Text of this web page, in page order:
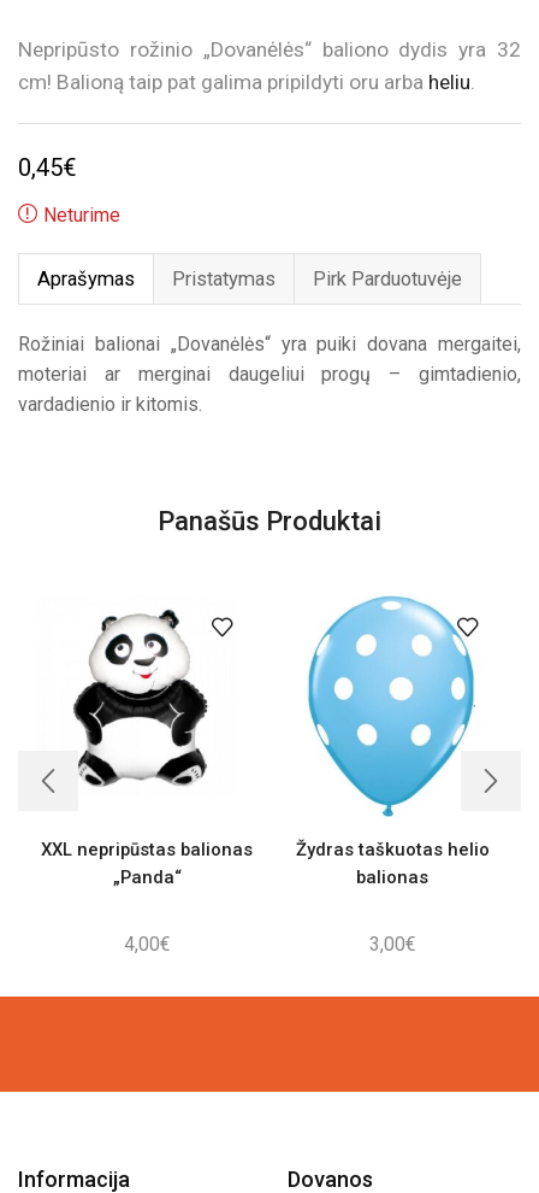
Nepripūsto rožinio „Dovanėlės“ baliono dydis yra 32
cm! Balioną taip pat galima pripildyti oru arba heliu.
0,45€
Neturime
Aprašymas Pristatymas Pirk Parduotuvėje
Rožiniai balionai „Dovanėlės“ yra puiki dovana mergaitei,
moteriai ar merginai daugeliui progų – gimtadienio,
vardadienio ir kitomis.
Panašūs Produktai
XXL nepripūstas balionas
„Panda“
4,00€
Žydras taškuotas helio
balionas
3,00€
Informacija Dovanos